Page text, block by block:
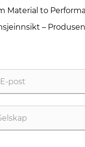
ekstruderings- og
Material to
for High-Quality
–